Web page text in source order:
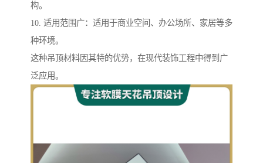
构。
10. 适用范围广：适用于商业空间、办公场所、家居等多
种环境。
这种吊顶材料因其特的优势，在现代装饰工程中得到广
泛应用。